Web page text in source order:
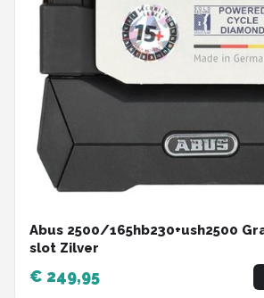
Abus 2500/165hb230+ush2500
slot Zilver
€ 249,95